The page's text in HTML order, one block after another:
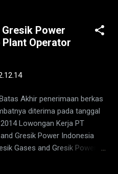
- dan tetap di rumah
ujiannya lancar jaya ya
PANDUAN DAN TIPS PAT
gadget penuh dan
Laptop dan Komputer asal
Lebih disarankan
laptop atau komputer. Kalau
HP saja! 3. Isi Nama
dengan NAMA DI DAFTAR
Power
Operator
Akhir penerimaan berkas
diterima pada tanggal
Lowongan Kerja PT
Gresik Power Indonesia
Gases and Gresik Power